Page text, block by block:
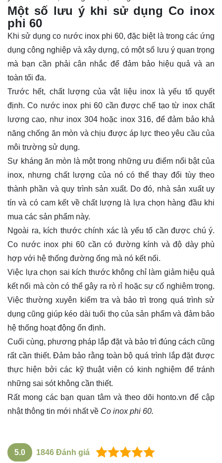
Một số lưu ý khi sử dụng Co inox
phi 60
Khi sử dụng co nước inox phi 60, đặc biệt là trong các ứng
dụng công nghiệp và xây dựng, có một số lưu ý quan trọng
mà bạn cần phải cân nhắc để đảm bảo hiệu quả và an
toàn tối đa.
Trước hết, chất lượng của vật liệu inox là yếu tố quyết
định. Co nước inox phi 60 cần được chế tạo từ inox chất
lượng cao, như inox 304 hoặc inox 316, để đảm bảo khả
năng chống ăn mòn và chịu được áp lực theo yêu cầu của
môi trường sử dụng.
Sự kháng ăn mòn là một trong những ưu điểm nổi bật của
inox, nhưng chất lượng của nó có thể thay đổi tùy theo
thành phần và quy trình sản xuất. Do đó, nhà sản xuất uy
tín và có cam kết về chất lượng là lựa chọn hàng đầu khi
mua các sản phẩm này.
Ngoài ra, kích thước chính xác là yếu tố cần được chú ý.
Co nước inox phi 60 cần có đường kính và độ dày phù
hợp với hệ thống đường ống mà nó kết nối.
Việc lựa chọn sai kích thước không chỉ làm giảm hiệu quả
kết nối mà còn có thể gây ra rò rỉ hoặc sự cố nghiêm trọng.
Việc thường xuyên kiểm tra và bảo trì trong quá trình sử
dụng cũng giúp kéo dài tuổi thọ của sản phẩm và đảm bảo
hệ thống hoạt động ổn định.
Cuối cùng, phương pháp lắp đặt và bảo trì đúng cách cũng
rất cần thiết. Đảm bảo rằng toàn bộ quá trình lắp đặt được
thực hiện bởi các kỹ thuật viên có kinh nghiệm để tránh
những sai sót không cần thiết.
Rất mong các bạn quan tâm và theo dõi honto.vn để cập
nhật thông tin mới nhất về Co inox phi 60.
5.0 1846 Đánh giá